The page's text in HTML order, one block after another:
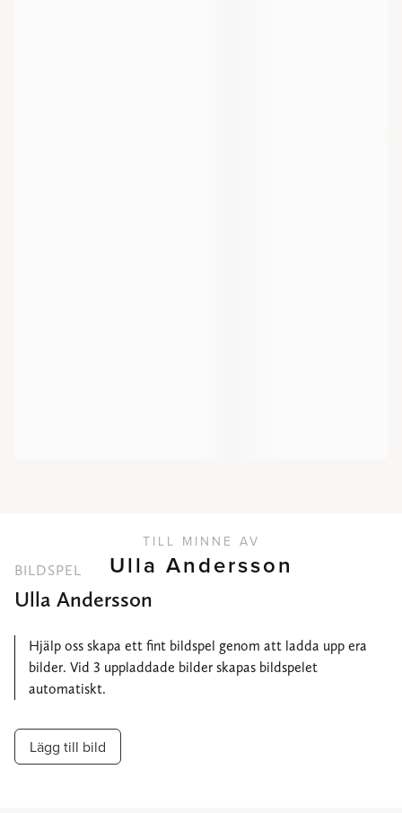
TILL MINNE AV
Ulla Andersson
BILDSPEL
Ulla Andersson
Hjälp oss skapa ett fint bildspel genom att ladda upp era
bilder. Vid 3 uppladdade bilder skapas bildspelet
automatiskt.
Lägg till bild